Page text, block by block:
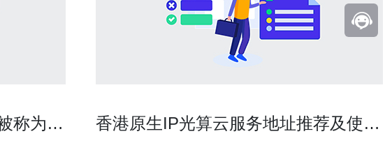
称为
香港原生IP光算云服务地址推荐及使用